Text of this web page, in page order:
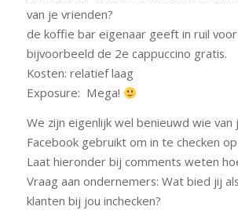
van je vrienden?
de koffie bar eigenaar geeft in ruil
bijvoorbeeld de 2e cappuccino gratis.
Kosten: relatief laag
Exposure: Mega!
We zijn eigenlijk wel benieuwd wie van
Facebook gebruikt om in te checken
Laat hieronder bij comments weten
Vraag aan ondernemers: Wat bied jij
klanten bij jou inchecken?